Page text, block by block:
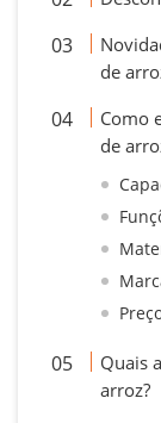
de
Como
de
Quais
arroz?